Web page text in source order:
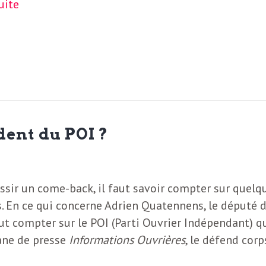
du POI ?
un come-back, il faut savoir compter sur
En ce qui concerne Adrien Quatennens, le député
compter sur le POI (Parti Ouvrier Indépendant)
de presse Informations Ouvrières, le défend